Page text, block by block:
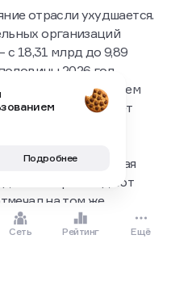
отрасли ухудшается.
организаций
с 18,31 млрд до 9,89
2026 год.
вырос более чем
млрд руб., следует
убыточных
с 18,7%
почти каждая
девелоперы «отдают
на том же
строителей
По его словам, часть
Сеть Рейтинг Ещё
Подробнее